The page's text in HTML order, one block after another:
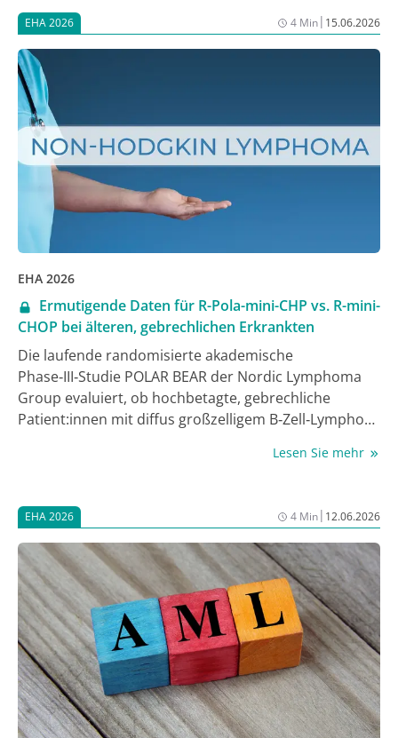
CELMoD (Cereblon E3 Ligase Modulator) als Add-on
zur Standardtherapie mit Carfilzomib und
Dexamethason (Kd) konnte nun im Phase-III-Setting
der SUCCESSOR-2-Studie gegenüber alleinigem Kd
eine signifikante Verlängerung des progressionsfreien
Überlebens (PFS) von Erkrankten mit
rezidiviertem/refraktärem (RRMM) und vorheriger
Anti-CD38-Antikörper- und Len-Exposition erreicht
werden – über alle Subgruppen hinweg. Damit
qualifiziert sich die neue Triplette als ein möglicher
neuer Behandlungsstandard ab der 2. Linie beim
RRMM, wie bei der Jahrestagung der European
EHA 2026 4 Min| 15.06.2026
EHA 2026
Ermutigende Daten für R-Pola-mini-CHP vs. R-mini-
CHOP bei älteren, gebrechlichen Erkrankten
Die laufende randomisierte akademische
Phase‑III‑Studie POLAR BEAR der Nordic Lymphoma
Group evaluiert, ob hochbetagte, gebrechliche
Patient:innen mit diffus großzelligem B‑Zell‑Lymphom
Konjugats (ADC) Polatuzumab Vedotin (Pola) in die
R-Pola-mini-CHP ersetzt Pola dabei das Zytostatikum
Vincristin in R-mini-CHOP, dem Behandlungsstandard
für ältere gebrechliche Population [1]. Erste Daten der
Studie, die beide Kombinationsregime direkt
miteinander vergleicht, seien ermutigend, berichtete
Prof. Dr. Mats Jerkeman von der Lund University in
Lund, Schweden, beim Jahreskongress der European
Hematology Association (EHA) 2026 [2].
Lesen Sie mehr
EHA 2026 4 Min| 12.06.2026